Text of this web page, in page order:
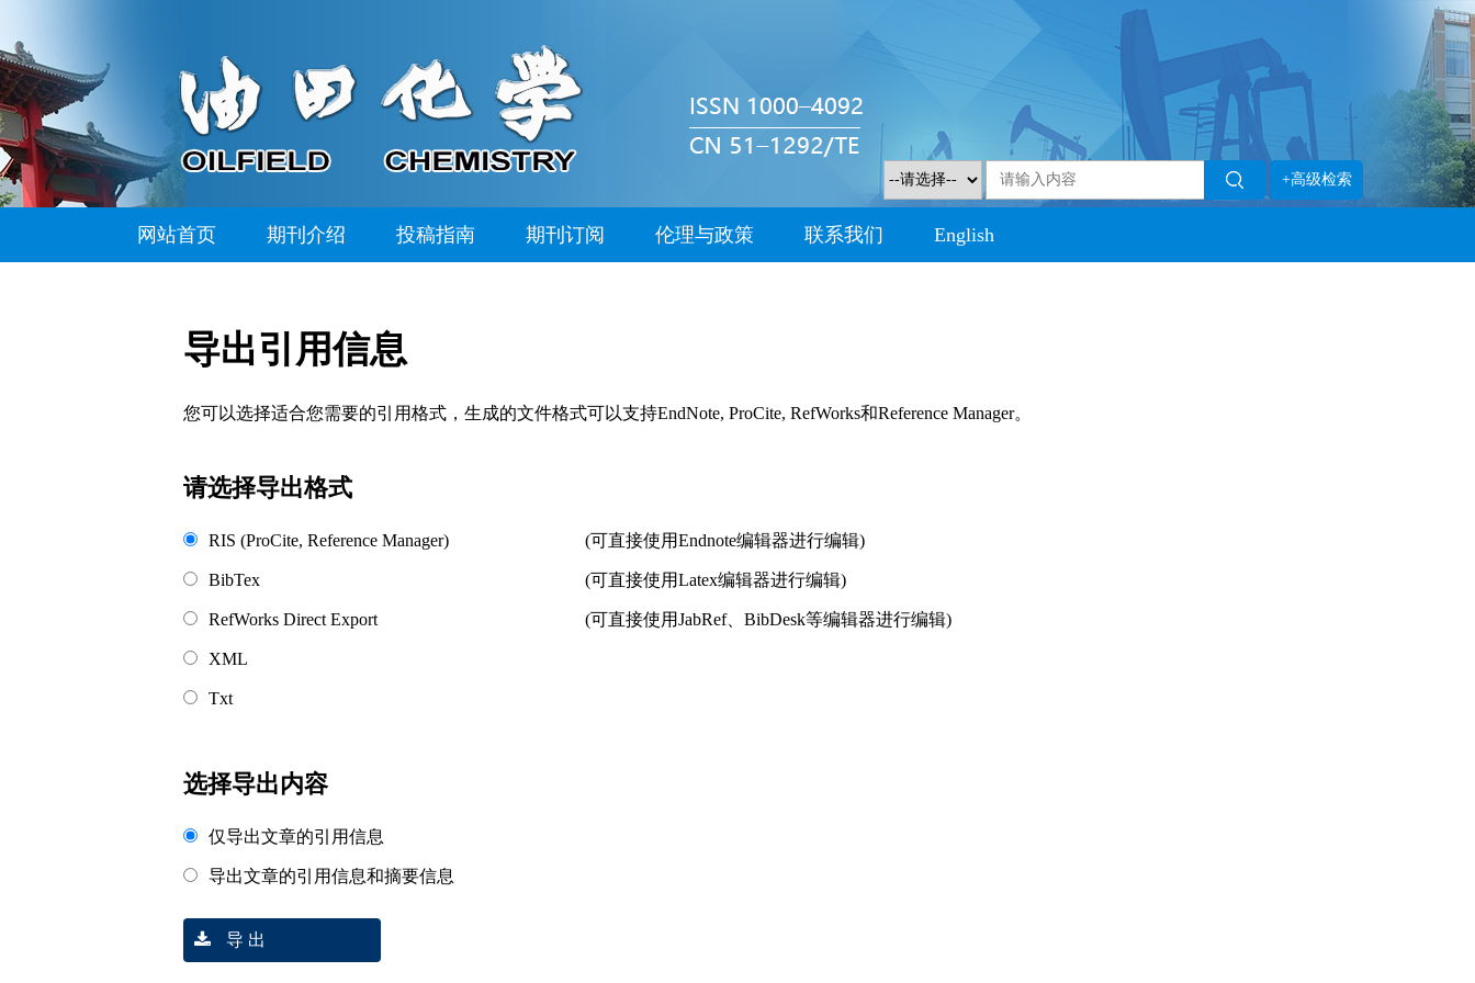
+高级检索
网站首页 期刊介绍 投稿指南 期刊订阅 伦理与政策 联系我们 English
导出引用信息
您可以选择适合您需要的引用格式，生成的文件格式可以支持EndNote, ProCite, RefWorks和Reference Manager。
请选择导出格式
RIS (ProCite, Reference Manager) (可直接使用Endnote编辑器进行编辑)
BibTex (可直接使用Latex编辑器进行编辑)
RefWorks Direct Export (可直接使用JabRef、BibDesk等编辑器进行编辑)
XML
Txt
选择导出内容
仅导出文章的引用信息
导出文章的引用信息和摘要信息
导 出